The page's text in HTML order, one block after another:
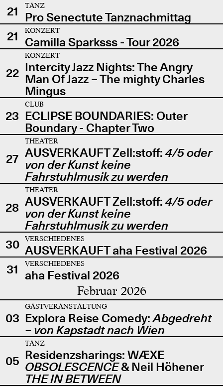
21
TANZ
Pro Senectute Tanznachmittag
21
KONZERT
Camilla Sparksss - Tour 2026
22
KONZERT
Intercity Jazz Nights: The Angry
Man Of Jazz – The mighty Charles
Mingus
23
CLUB
ECLIPSE BOUNDARIES: Outer
Boundary - Chapter Two
27
THEATER
AUSVERKAUFT Zell:stoff: 4/5 oder
von der Kunst keine
Fahrstuhlmusik zu werden
28
THEATER
AUSVERKAUFT Zell:stoff: 4/5 oder
von der Kunst keine
Fahrstuhlmusik zu werden
30
VERSCHIEDENES
AUSVERKAUFT aha Festival 2026
31
VERSCHIEDENES
aha Festival 2026
Februar 2026
03
GASTVERANSTALTUNG
Explora Reise Comedy:Abgedreht
– von Kapstadt nach Wien
05
TANZ
Residenzsharings: WÆXE
OBSOLESCENCE& Neil Höhener
THE IN BETWEEN